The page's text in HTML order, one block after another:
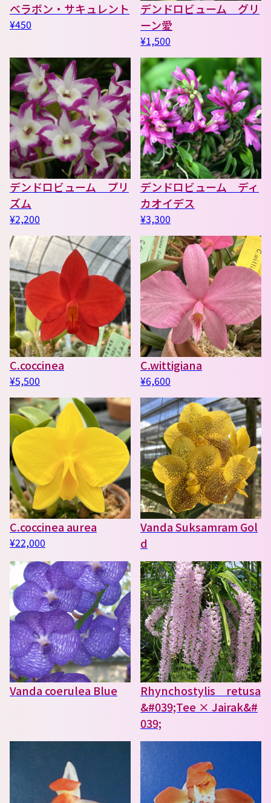
ベラボン・サキュレント
¥450
デンドロビューム グリ
ーン愛
¥1,500
デンドロビューム プリ
ズム
¥2,200
デンドロビューム ディ
カオイデス
¥3,300
C.coccinea
¥5,500
C.wittigiana
¥6,600
C.coccinea aurea
¥22,000
Vanda Suksamram Gol
d
Vanda coerulea Blue
Rhynchostylis retusa
&#039;Tee × Jairak&#
039;